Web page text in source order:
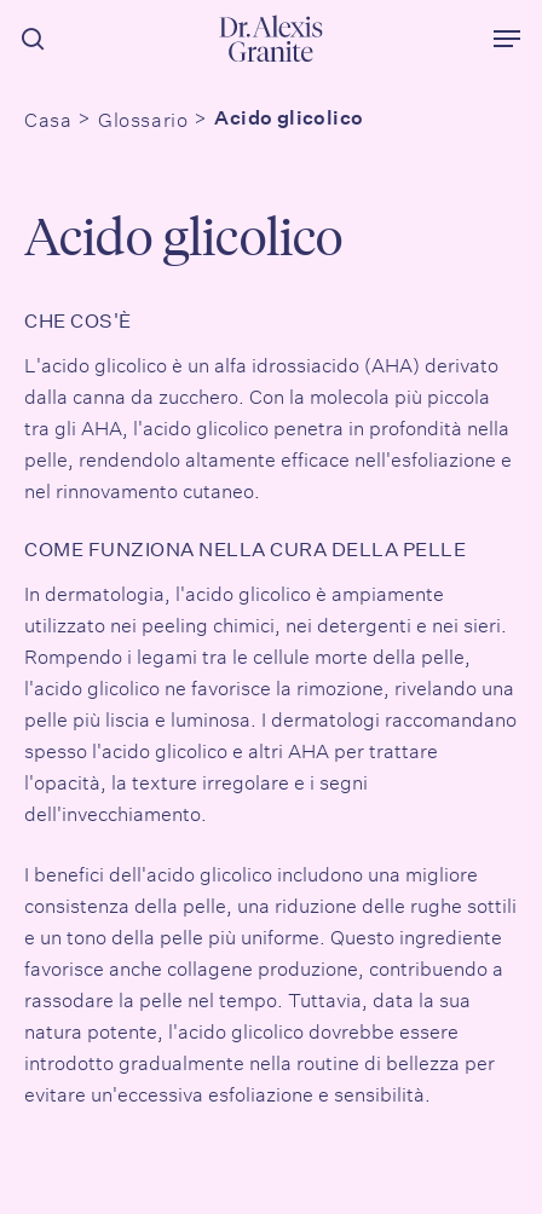
principale
ricerca
Casa Glossario Acido glicolico
Acido glicolico
CHE COS'È
L'acido glicolico è un alfa idrossiacido (AHA) derivato
dalla canna da zucchero. Con la molecola più piccola
tra gli AHA, l'acido glicolico penetra in profondità nella
pelle, rendendolo altamente efficace nell'esfoliazione e
nel rinnovamento cutaneo.
COME FUNZIONA NELLA CURA DELLA PELLE
In dermatologia, l'acido glicolico è ampiamente
utilizzato nei peeling chimici, nei detergenti e nei sieri.
Rompendo i legami tra le cellule morte della pelle,
l'acido glicolico ne favorisce la rimozione, rivelando una
pelle più liscia e luminosa. I dermatologi raccomandano
spesso l'acido glicolico e altri AHA per trattare
l'opacità, la texture irregolare e i segni
dell'invecchiamento.
I benefici dell'acido glicolico includono una migliore
consistenza della pelle, una riduzione delle rughe sottili
e un tono della pelle più uniforme. Questo ingrediente
favorisce anche collagene produzione, contribuendo a
rassodare la pelle nel tempo. Tuttavia, data la sua
natura potente, l'acido glicolico dovrebbe essere
introdotto gradualmente nella routine di bellezza per
evitare un'eccessiva esfoliazione e sensibilità.